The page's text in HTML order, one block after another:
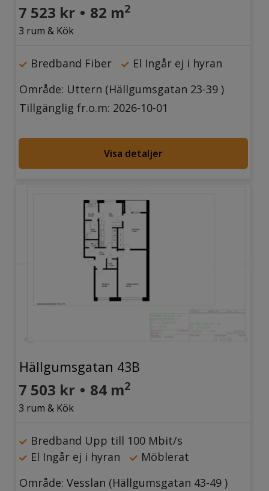
7 523 kr • 82 m2
3 rum & Kök
Bredband Fiber
El Ingår ej i hyran
Område: Uttern (Hällgumsgatan 23-39 )
Tillgänglig fr.o.m: 2026-10-01
Visa detaljer
Hällgumsgatan 43B
7 503 kr • 84 m2
3 rum & Kök
Bredband Upp till 100 Mbit/s
El Ingår ej i hyran
Möblerat
Område: Vesslan (Hällgumsgatan 43-49 )